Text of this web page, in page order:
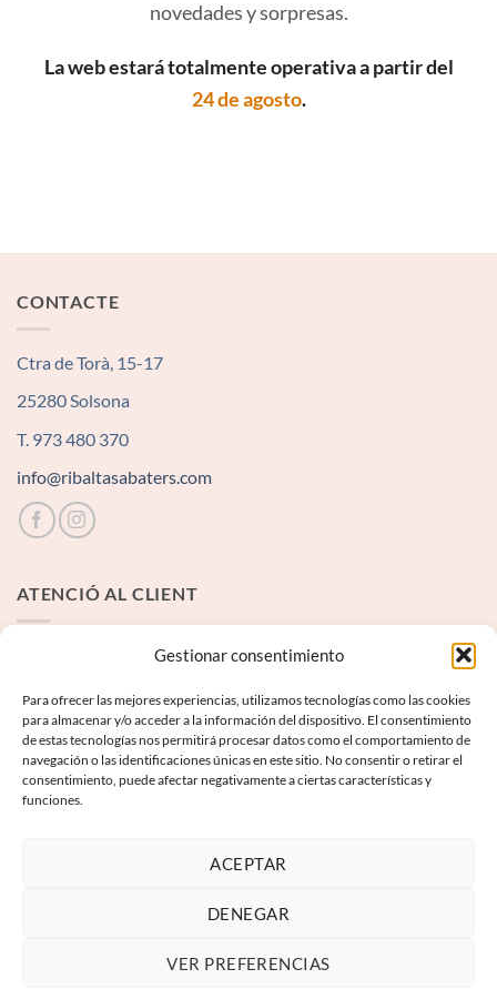
Gestionar consentimiento
Para ofrecer las mejores experiencias, utilizamos tecnologías como las cookies
para almacenar y/o acceder a la información del dispositivo. El consentimiento
de estas tecnologías nos permitirá procesar datos como el comportamiento de
navegación o las identificaciones únicas en este sitio. No consentir o retirar el
consentimiento, puede afectar negativamente a ciertas características y
funciones.
ACEPTAR
DENEGAR
VER PREFERENCIAS
novedades y sorpresas.
La web estará totalmente operativa a partir del
24 de agosto.
CONTACTE
Ctra de Torà, 15-17
25280 Solsona
T. 973 480 370
info@ribaltasabaters.com
ATENCIÓ AL CLIENT
INFORMACIÓ LEGAL
Avís Legal